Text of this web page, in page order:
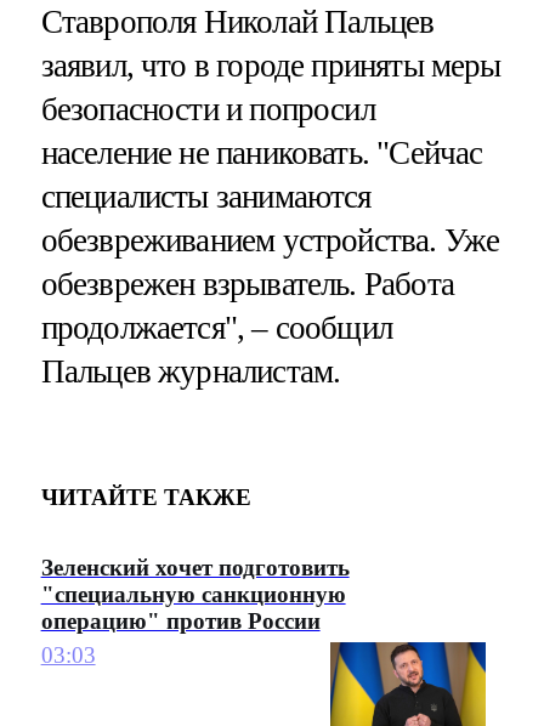
Ставрополя Николай Пальцев
заявил, что в городе приняты меры
безопасности и попросил
население не паниковать. "Сейчас
специалисты занимаются
обезвреживанием устройства. Уже
обезврежен взрыватель. Работа
продолжается", – сообщил
Пальцев журналистам.
ЧИТАЙТЕ ТАКЖЕ
Зеленский хочет подготовить
"специальную санкционную
операцию" против России
03:03